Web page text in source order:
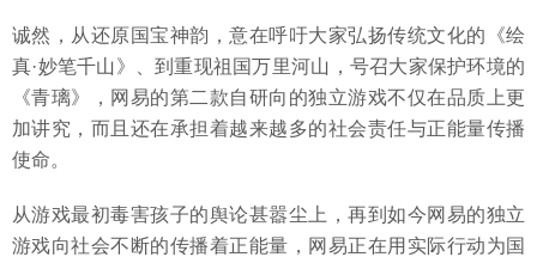
诚然，从还原国宝神韵，意在呼吁大家弘扬传统文化的《绘
真·妙笔千山》、到重现祖国万里河山，号召大家保护环境的
《青璃》，网易的第二款自研向的独立游戏不仅在品质上更
加讲究，而且还在承担着越来越多的社会责任与正能量传播
使命。
从游戏最初毒害孩子的舆论甚嚣尘上，再到如今网易的独立
游戏向社会不断的传播着正能量，网易正在用实际行动为国